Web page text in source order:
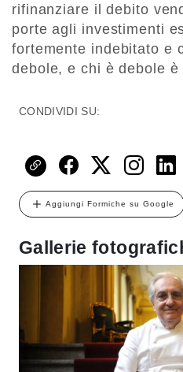
rifinanziare il debito
porte agli investimenti
fortemente indebitato e
debole, e chi è debole è
CONDIVIDI SU:
Aggiungi Formiche su Google
Gallerie